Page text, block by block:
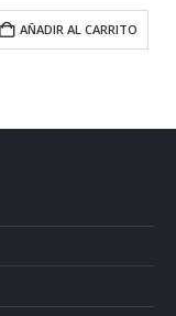
AÑADIR AL CARRITO